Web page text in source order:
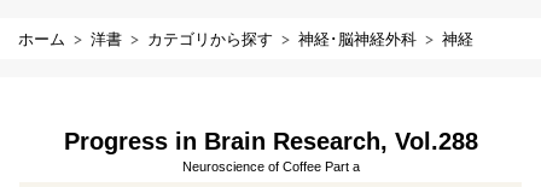
ホーム 洋書 カテゴリから探す 神経･脳神経外科 神経
Progress in Brain Research, Vol.288
Neuroscience of Coffee Part a